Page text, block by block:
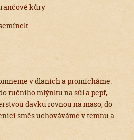
kůry
v dlaních a promícháme.
ručního mlýnku na sůl a pepř,
davku rovnou na maso, do
směs uchováváme v temnu a